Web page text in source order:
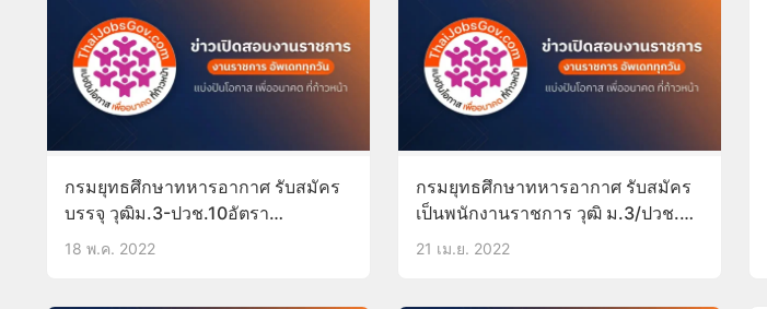
กรมยุทธศึกษาทหารอากาศ รับสมัคร
บรรจุ วุฒิม.3-ปวช.10อัตรา
บัดนี้-31พ.ค.65
18 พ.ค. 2022
กรมยุทธศึกษาทหารอากาศ รับสมัคร
เป็นพนักงานราชการ วุฒิ ม.3/ปวช.
17-31พ.ค.65
21 เม.ย. 2022